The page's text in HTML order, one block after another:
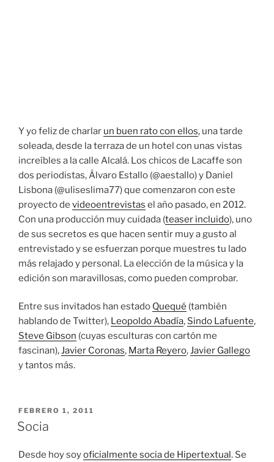
Y yo feliz de charlar un buen rato con ellos, una tarde
soleada, desde la terraza de un hotel con unas vistas
increíbles a la calle Alcalá. Los chicos de Lacaffe son
dos periodistas, Álvaro Estallo (@aestallo) y Daniel
Lisbona (@uliseslima77) que comenzaron con este
proyecto de videoentrevistas el año pasado, en 2012.
Con una producción muy cuidada (teaser incluido), uno
de sus secretos es que hacen sentir muy a gusto al
entrevistado y se esfuerzan porque muestres tu lado
más relajado y personal. La elección de la música y la
edición son maravillosas, como pueden comprobar.
Entre sus invitados han estado Quequé (también
hablando de Twitter), Leopoldo Abadía, Sindo Lafuente,
Steve Gibson (cuyas esculturas con cartón me
fascinan),Javier Coronas, Marta Reyero,Javier Gallego
y tantos más.
PUBLICADO
EL
FEBRERO 1, 2011
Socia
Desde hoy soyoficialmente socia de Hipertextual. Se